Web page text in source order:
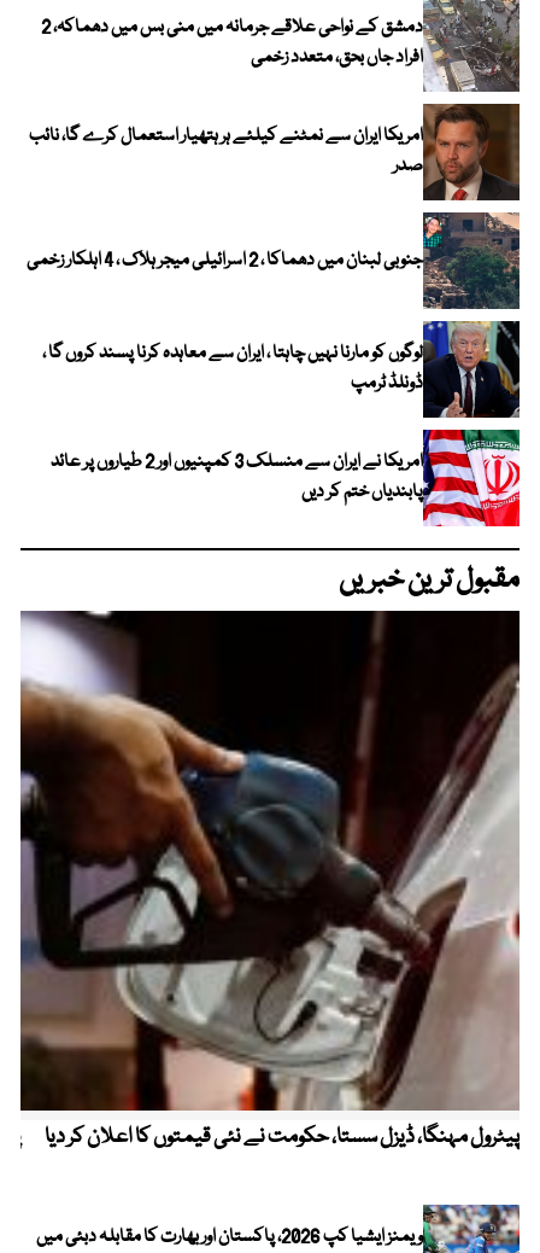
دمشق کے نواحی علاقے جرمانہ میں منی بس میں دھماکہ، 2
افراد جاں بحق، متعدد زخمی
امریکا ایران سے نمٹنے کیلئے ہر ہتھیار استعمال کرے گا، نائب
صدر
جنوبی لبنان میں دھماکا ، 2 اسرائیلی میجر ہلاک ، 4 اہلکار زخمی
لوگوں کو مارنا نہیں چاہتا ، ایران سے معاہدہ کرنا پسند کروں گا ،
ڈونلڈ ٹرمپ
امریکا نے ایران سے منسلک 3 کمپنیوں اور 2 طیاروں پر عائد
پابندیاں ختم کر دیں
مقبول ترین خبریں
پیٹرول مہنگا، ڈیزل سستا، حکومت نے نئی قیمتوں کا اعلان کر دیا
ویمنز ایشیا کپ 2026، پاکستان اور بھارت کا مقابلہ دبئی میں